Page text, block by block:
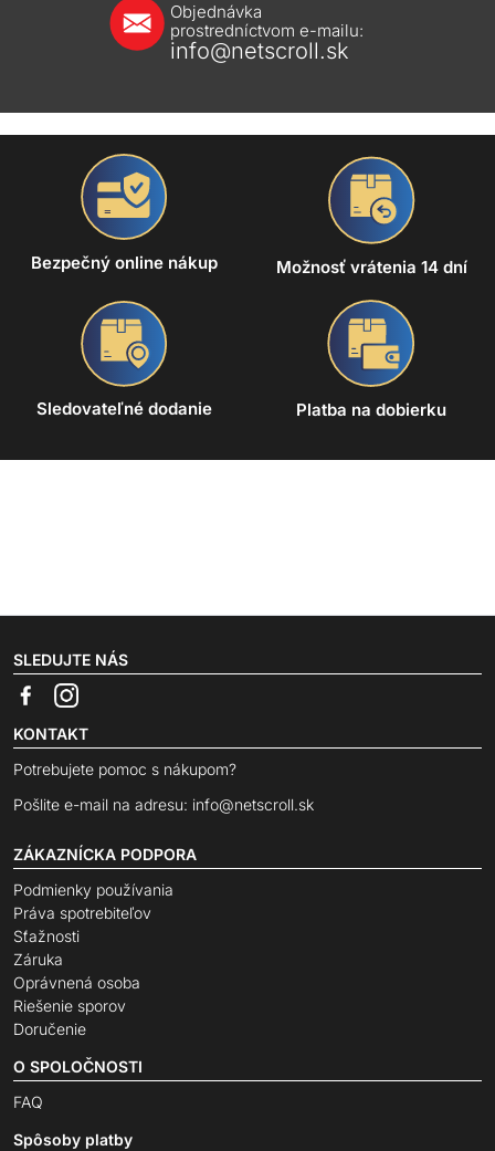
Objednávka
prostredníctvom e-mailu:
info@netscroll.sk
Bezpečný online nákup Možnosť vrátenia 14 dní
Sledovateľné dodanie Platba na dobierku
SLEDUJTE NÁS
KONTAKT
Potrebujete pomoc s nákupom?
Pošlite e-mail na adresu: info@netscroll.sk
ZÁKAZNÍCKA PODPORA
Podmienky používania
Práva spotrebiteľov
Sťažnosti
Záruka
Oprávnená osoba
Riešenie sporov
Doručenie
O SPOLOČNOSTI
FAQ
Spôsoby platby